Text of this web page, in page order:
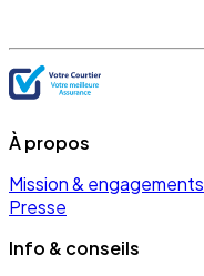
À propos
Mission & engagements
Presse
Info & conseils